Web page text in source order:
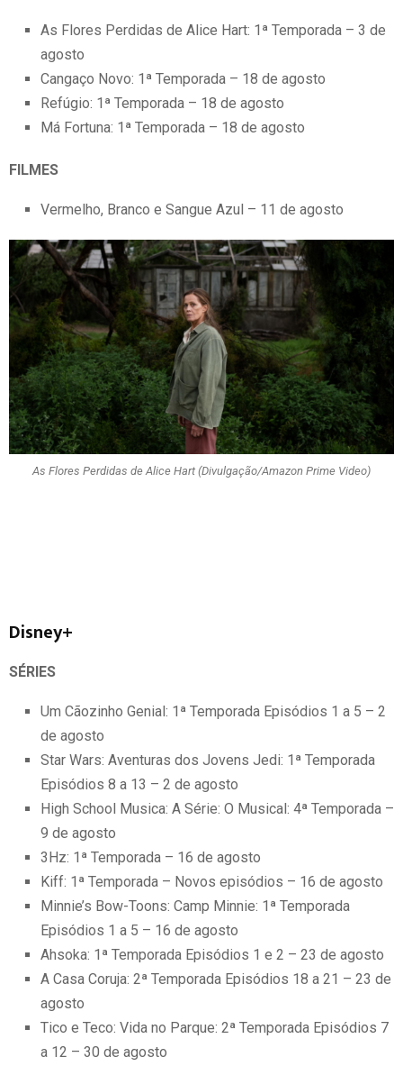
As Flores Perdidas de Alice Hart: 1ª Temporada – 3 de
agosto
Cangaço Novo: 1ª Temporada – 18 de agosto
Refúgio: 1ª Temporada – 18 de agosto
Má Fortuna: 1ª Temporada – 18 de agosto
FILMES
Vermelho, Branco e Sangue Azul – 11 de agosto
As Flores Perdidas de Alice Hart (Divulgação/Amazon Prime Video)
Disney+
SÉRIES
Um Cãozinho Genial: 1ª Temporada Episódios 1 a 5 – 2
de agosto
Star Wars: Aventuras dos Jovens Jedi: 1ª Temporada
Episódios 8 a 13 – 2 de agosto
High School Musica: A Série: O Musical: 4ª Temporada –
9 de agosto
3Hz: 1ª Temporada – 16 de agosto
Kiff: 1ª Temporada – Novos episódios – 16 de agosto
Minnie’s Bow-Toons: Camp Minnie: 1ª Temporada
Episódios 1 a 5 – 16 de agosto
Ahsoka: 1ª Temporada Episódios 1 e 2 – 23 de agosto
A Casa Coruja: 2ª Temporada Episódios 18 a 21 – 23 de
agosto
Tico e Teco: Vida no Parque: 2ª Temporada Episódios 7
a 12 – 30 de agosto